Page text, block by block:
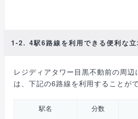
1-2. 4駅6路線を利用できる便利な立
レジディアタワー目黒不動前の周辺
は、下記の6路線を利用することがで
駅名 分数